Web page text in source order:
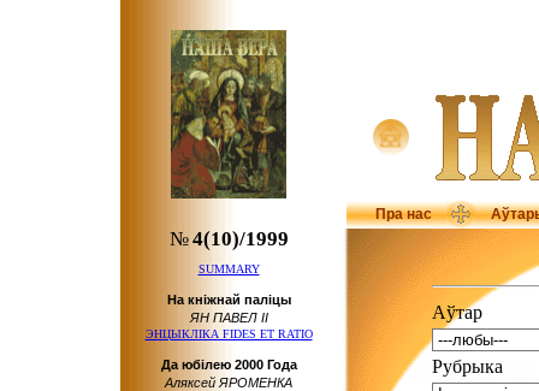
Пра нас
№4(10)/1999
SUMMARY
На кніжнай паліцы
ЯН ПАВЕЛ ІІ
ЭНЦЫКЛІКА FIDES ET RATIO
Да юбілею 2000 Года
Аляксей ЯРОМЕНКА
Аўтар
Рубрыка